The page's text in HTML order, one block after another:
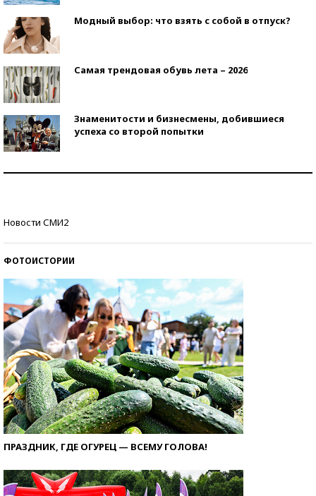
Модный выбор: что взять с собой в отпуск?
Самая трендовая обувь лета – 2026
Знаменитости и бизнесмены, добившиеся
успеха со второй попытки
Новости СМИ2
ФОТОИСТОРИИ
ПРАЗДНИК, ГДЕ ОГУРЕЦ — ВСЕМУ ГОЛОВА!